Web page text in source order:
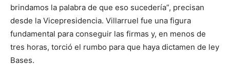
brindamos la palabra de que eso sucedería”, precisan
desde la Vicepresidencia. Villarruel fue una figura
fundamental para conseguir las firmas y, en menos de
tres horas, torció el rumbo para que haya dictamen de ley
Bases.